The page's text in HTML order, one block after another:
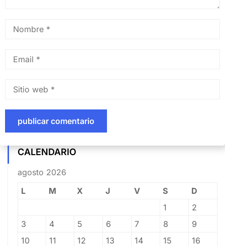
CALENDARIO
agosto 2026
L
M X J V S
D
1
2
3
4 5 6 7 8
9
10
11 12 13 14 15
16